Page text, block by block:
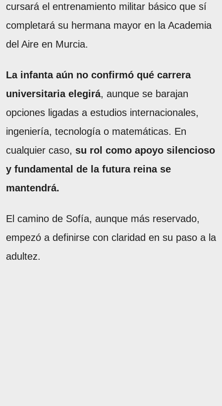
cursará el entrenamiento militar básico que sí
completará su hermana mayor en la Academia
del Aire en Murcia.
La infanta aún no confirmó qué carrera
universitaria elegirá, aunque se barajan
opciones ligadas a estudios internacionales,
ingeniería, tecnología o matemáticas. En
cualquier caso, su rol como apoyo silencioso
y fundamental de la futura reina se
mantendrá.
El camino de Sofía, aunque más reservado,
empezó a definirse con claridad en su paso a la
adultez.